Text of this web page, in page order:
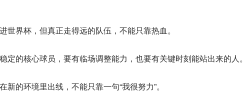
世界杯，但真正走得远的队伍，不能只靠热血。
定的核心球员，要有临场调整能力，也要有关键时刻能站出来的人。
的环境里出线，不能只靠一句“我很努力”。